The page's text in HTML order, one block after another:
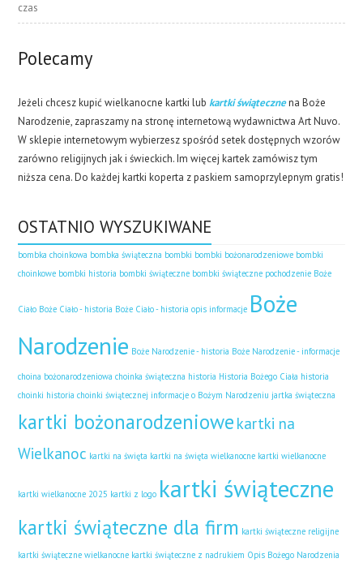
czas
Polecamy
Jeżeli chcesz kupić wielkanocne kartki lubkartki świątecznena Boże
Narodzenie, zapraszamy na stronę internetową wydawnictwa Art Nuvo.
W sklepie internetowym wybierzesz spośród setek dostępnych wzorów
zarówno religijnych jak i świeckich. Im więcej kartek zamówisz tym
niższa cena. Do każdej kartki koperta z paskiem samoprzylepnym gratis!
OSTATNIO WYSZUKIWANE
bombka choinkowa bombka świąteczna bombki bombki bożonarodzeniowe bombki
choinkowe bombki historia bombki świąteczne bombki świąteczne pochodzenie Boże
Ciało Boże Ciało - historia Boże Ciało - historia opis informacje Boże
Narodzenie Boże Narodzenie - historia Boże Narodzenie - informacje
choina bożonarodzeniowa choinka świąteczna historia Historia Bożego Ciała historia
choinki historia choinki świątecznej informacje o Bożym Narodzeniu jartka świąteczna
kartki bożonarodzeniowe kartki na
Wielkanoc kartki na święta kartki na święta wielkanocne kartki wielkanocne
kartki wielkanocne 2025 kartki z logo kartki świąteczne
kartki świąteczne dla firm kartki świąteczne religijne
kartki świąteczne wielkanocne kartki świąteczne z nadrukiem Opis Bożego Narodzenia